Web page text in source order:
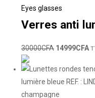
Eyes glasses
Verres anti
30000CFA 14999CFA